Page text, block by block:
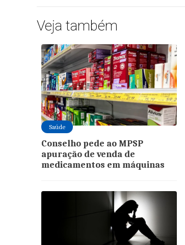
Veja também
Saúde
Conselho pede ao MPSP
apuração de venda de
medicamentos em máquinas